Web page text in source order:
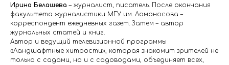
Ирина Белашева – журналист, писатель. После окончания
факультета журналистики МГУ им. Ломоносова –
корреспондент ежедневных газет. Затем – автор
журнальных статей и книг.
Автор и ведущий телевизионной программы
«Ландшафтные хитрости», которая знакомит зрителей не
только с садами, но и с садоводами, объединяет всех,